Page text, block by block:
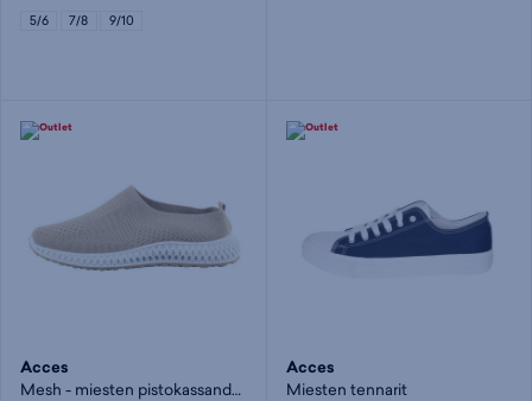
5/6 7/8 9/10
Acces
Mesh - miesten pistokassandaalit
Acces
Miesten tennarit